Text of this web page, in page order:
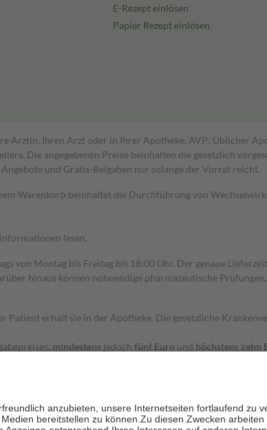
E-Rezept einlösen
Papier Rezept einlösen
Ärztin, Ihren Arzt oder in Ihrer Apotheke. AVP: Üblicher
Die angegebenen Preise beinhalten die gesetzlich
und Gratis-Beigaben nur solange der Vorrat reicht.
Warenkorb beinhaltet die Durchführung von
lesen.
von Montag bis Freitag bis 18:00 Uhr. Der genaue
hinaus können notwendige pharmazeutische
erhält sie in der Apotheke. Die gesetzliche
mindestens jedoch fünf Euro und höchstens zehn
besondere Stellung der Familie zu unterstützen, fallen
Fahrkosten